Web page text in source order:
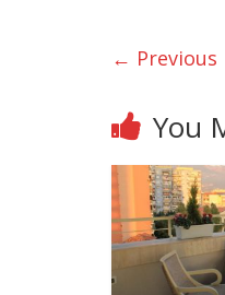
← Previous
You